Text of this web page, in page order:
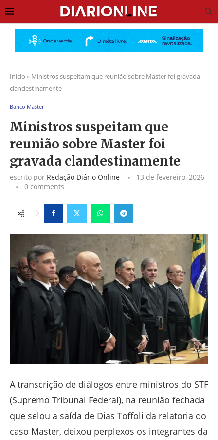
Início » Ministros suspeitam que reunião sobre Master foi gravada
clandestinamente
Banco Master
Ministros suspeitam que
reunião sobre Master foi
gravada clandestinamente
escrito por Redação Diário Online
13 de fevereiro, 2026
0 comments
FacebookTwitter WhatsappTelegram
A transcrição de diálogos entre ministros do STF
(Supremo Tribunal Federal), na reunião fechada
que selou a saída de Dias Toffoli da relatoria do
caso Master, deixou perplexos os integrantes da